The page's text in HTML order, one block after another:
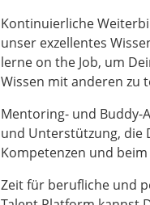
Kontinuierliche
unser exzellentes
lerne on the Job, um
Wissen mit anderen zu
Mentoring- und Buddy-
und Unterstützung, die
Kompetenzen und
Zeit für berufliche und